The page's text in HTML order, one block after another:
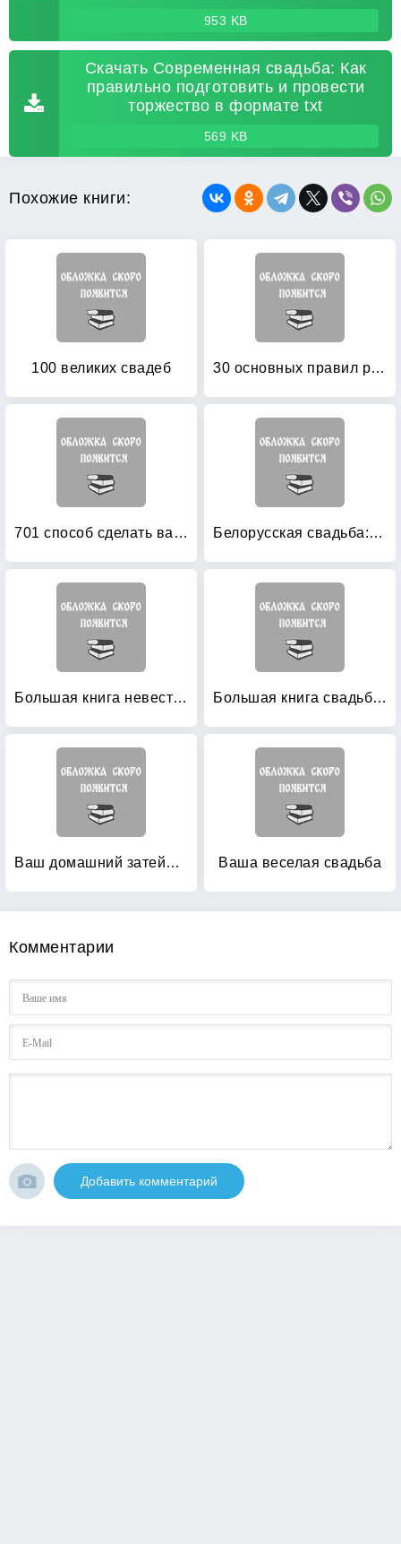
953 KB
Скачать Современная свадьба: Как
правильно подготовить и провести
торжество в формате txt
569 KB
Похожие книги:
100 великих свадеб 30 основных правил русской свадьбы
701 способ сделать вашу свадьбу незабываемой Белорусская свадьба: тайные ключи семейного счастья
Большая книга невесты: Необычные идеи для вашей свадьбы Большая книга свадьбы: Как организовать и провести самое красивое торжество
Ваш домашний затейник: Идеальная свадьба. Праздник твоей мечты Ваша веселая свадьба
Комментарии